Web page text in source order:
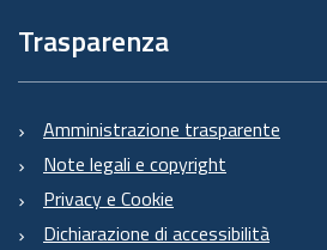
Trasparenza
Amministrazione trasparente
Note legali e copyright
Privacy e Cookie
Dichiarazione di accessibilità